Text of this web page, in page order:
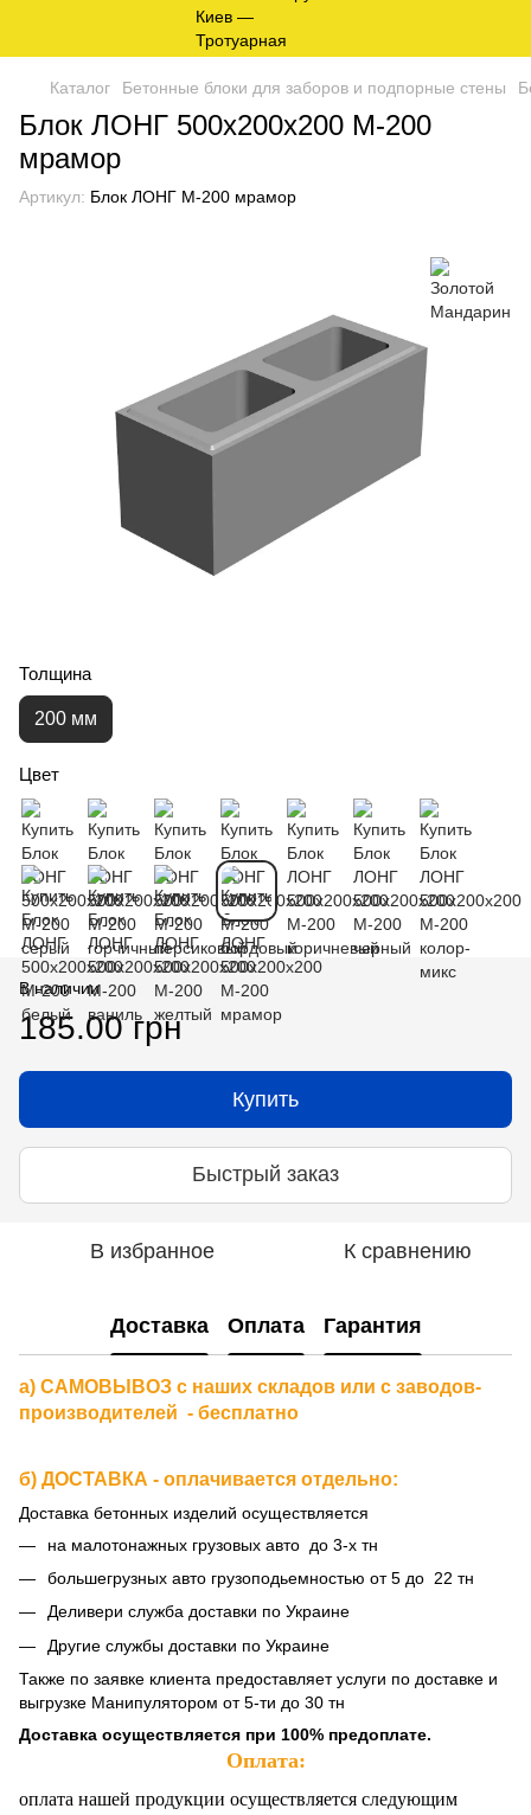
Каталог Бетонные блоки для заборов и подпорные стены
Блок ЛОНГ 500х200х200 М-200
мрамор
Артикул: Блок ЛОНГ М-200 мрамор
Толщина
200 мм
Цвет
В наличии
185.00 грн
Купить
Быстрый заказ
В избранное К сравнению
Доставка Оплата Гарантия
а) САМОВЫВОЗ с наших складов или с заводов-
производителей - бесплатно
б) ДОСТАВКА - оплачивается отдельно:
Доставка бетонных изделий осуществляется
на малотонажных грузовых авто до 3-х тн
большегрузных авто грузоподьемностью от 5 до 22 тн
Деливери служба доставки по Украине
Другие службы доставки по Украине
Также по заявке клиента предоставляет услуги по доставке и
выгрузке Манипулятором от 5-ти до 30 тн
Доставка осуществляется при 100% предоплате.
Оплата:
оплата нашей продукции осуществляется следующим